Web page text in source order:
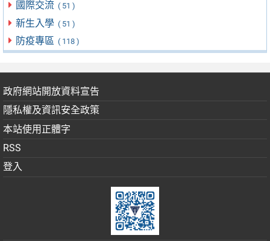
國際交流 ( 51 )
新生入學 ( 51 )
防疫專區 ( 118 )
政府網站開放資料宣告
隱私權及資訊安全政策
本站使用正體字
RSS
登入